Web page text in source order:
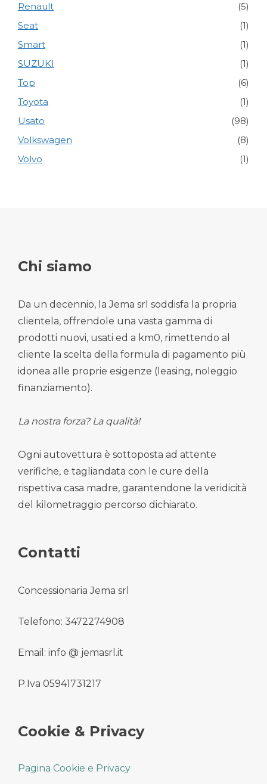
Renault
(5)
Seat
(1)
Smart
(1)
SUZUKI
(1)
Top
(6)
Toyota
(1)
Usato
(98)
Volkswagen
(8)
Volvo
(1)
Chi siamo
Da un decennio, la Jema srl soddisfa la propria
clientela, offrendole una vasta gamma di
prodotti nuovi, usati ed a km0, rimettendo al
cliente la scelta della formula di pagamento più
idonea alle proprie esigenze (leasing, noleggio
finanziamento).
La nostra forza? La qualità!
Ogni autovettura è sottoposta ad attente
verifiche, e tagliandata con le cure della
rispettiva casa madre, garantendone la veridicità
del kilometraggio percorso dichiarato.
Contatti
Concessionaria Jema srl
Telefono: 3472274908
Email: info @ jemasrl.it
P.Iva 05941731217
Cookie & Privacy
Pagina Cookie e Privacy